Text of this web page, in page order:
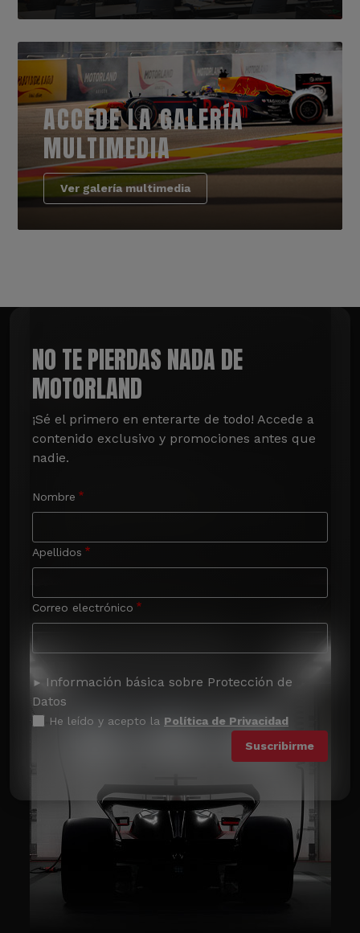
ACCEDE LA GALERÍA
MULTIMEDIA
Ver galería multimedia
NO TE PIERDAS NADA DE
MOTORLAND
¡Sé el primero en enterarte de todo! Accede a
contenido exclusivo y promociones antes que
nadie.
Nombre
Apellidos
Correo electrónico
Información básica sobre Protección de
Datos
He leído y acepto la Política de Privacidad